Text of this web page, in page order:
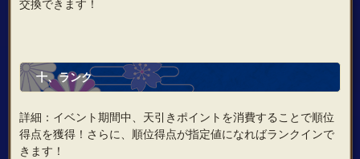
交換できます！
十、ランク
詳細：イベント期間中、天引きポイントを消費することで順位
得点を獲得！さらに、順位得点が指定値になればランクインで
きます！